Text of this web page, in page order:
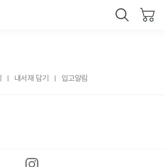
내서재 담기 입고알림